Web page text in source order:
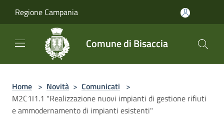
Regione Campania
Comune di Bisaccia
Home > Novità > Comunicati >
M2C1I1.1 "Realizzazione nuovi impianti di gestione rifiuti
e ammodernamento di impianti esistenti"